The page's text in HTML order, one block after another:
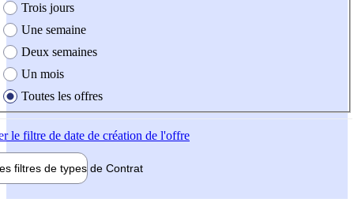
Trois jours
Une semaine
Deux semaines
Un mois
Toutes les offres
le filtre de date de création de l'offre
filtres de types de Contrat